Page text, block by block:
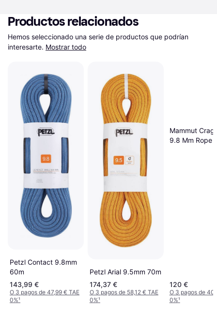
Productos relacionados
Hemos seleccionado una serie de productos que podrían
interesarte. Mostrar todo
Petzl Contact 9.8mm
60m
143,99 €
O 3 pagos de 47,99 € TAE
0%¹
Petzl Arial 9.5mm 70m
174,37 €
O 3 pagos de 58,12 € TAE
0%¹
Mammut Crag
9.8 Mm Rope
120 €
O 3 pagos de
0%¹